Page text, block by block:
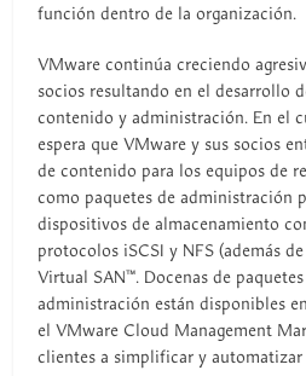
función dentro de la organización.
VMware continúa creciendo
socios resultando en el desarrollo
contenido y administración. En el
espera que VMware y sus socios
de contenido para los equipos de
como paquetes de administración
dispositivos de almacenamiento
protocolos iSCSI y NFS (además
Virtual SAN™. Docenas de
administración están disponibles
el VMware Cloud Management
clientes a simplificar y